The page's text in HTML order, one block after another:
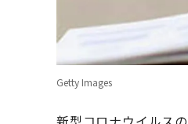
Getty Images